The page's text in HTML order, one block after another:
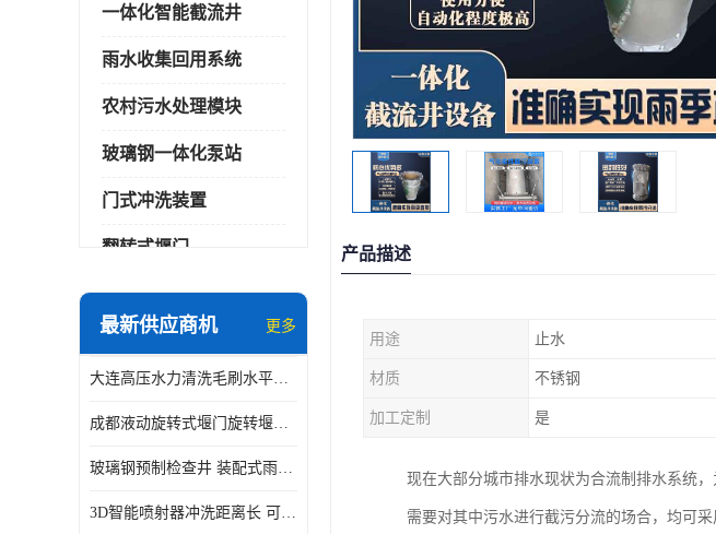
一体化智能截流井
雨水收集回用系统
农村污水处理模块
玻璃钢一体化泵站
门式冲洗装置
翻转式堰门
智能一体化雨水泵站
智能一体化供水泵房
智能一体化净水设备
最新供应商机 更多
大连高压水力清洗毛刷水平自清洁滚刷 水力自动冲洗系统 水力清洗
成都液动旋转式堰门旋转堰门 自动控制 SUS304
玻璃钢预制检查井 装配式雨水污水井 初期弃流井 源头厂家
3D智能喷射器冲洗距离长 可270度旋转 高强度水压远距离喷洗
产品描述
用途 止水
材质 不锈钢
加工定制 是
现在大部分城市排水现状为合流制排水系统
需要对其中污水进行截污分流的场合，均可